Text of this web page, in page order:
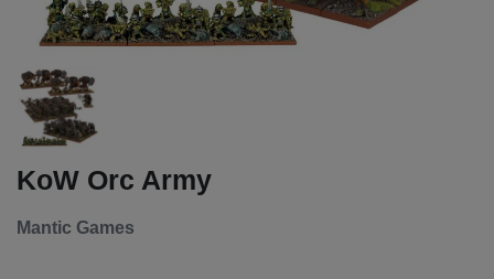
KoW Orc Army
Mantic Games